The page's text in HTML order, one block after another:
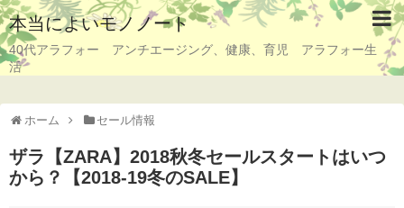
本当によいモノノート
40代アラフォー アンチエージング、健康、育児 アラフォー生
活
ホーム セール情報
ザラ【ZARA】2018秋冬セールスタートはいつ
から？【2018-19冬のSALE】